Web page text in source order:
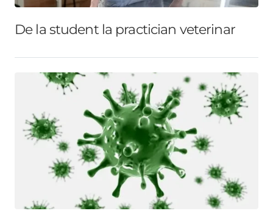
De la student la practician veterinar